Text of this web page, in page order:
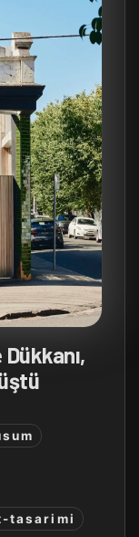
Dükkanı,
tasarimi